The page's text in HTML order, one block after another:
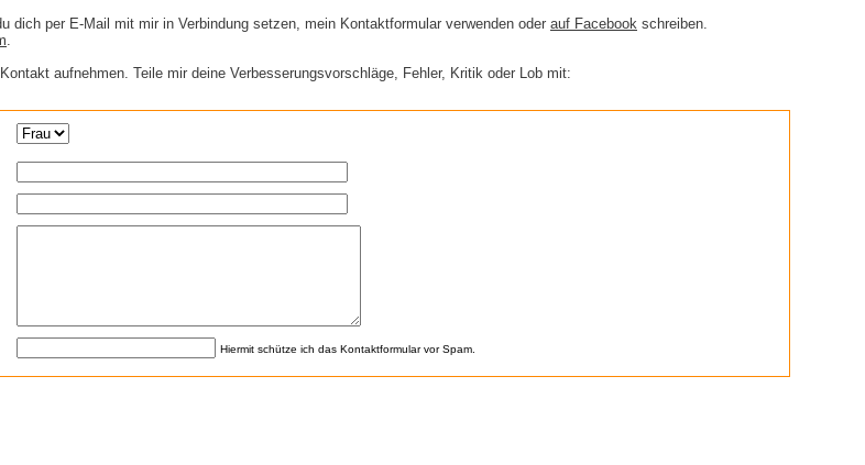
dich per E-Mail mit mir in Verbindung setzen, mein Kontaktformular verwenden oder auf Facebook schreiben.
.
aufnehmen. Teile mir deine Verbesserungsvorschläge, Fehler, Kritik oder Lob mit:
Hiermit schütze ich das Kontaktformular vor Spam.